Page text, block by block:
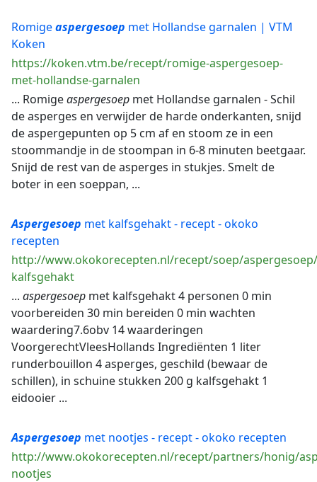
Romigeaspergesoep met Hollandse garnalen | VTM
Koken
https://koken.vtm.be/recept/romige-aspergesoep-
met-hollandse-garnalen
... Romigeaspergesoep met Hollandse garnalen - Schil
de asperges en verwijder de harde onderkanten, snijd
de aspergepunten op 5 cm af en stoom ze in een
stoommandje in de stoompan in 6-8 minuten beetgaar.
Snijd de rest van de asperges in stukjes. Smelt de
boter in een soeppan, ...
Aspergesoep met kalfsgehakt - recept - okoko
recepten
http://www.okokorecepten.nl/recept/soep/
kalfsgehakt
... aspergesoep met kalfsgehakt 4 personen 0 min
voorbereiden 30 min bereiden 0 min wachten
waardering7.6obv 14 waarderingen
VoorgerechtVleesHollands Ingrediënten 1 liter
runderbouillon 4 asperges, geschild (bewaar de
schillen), in schuine stukken 200 g kalfsgehakt 1
eidooier ...
Aspergesoep met nootjes - recept - okoko recepten
http://www.okokorecepten.nl/recept/partners/honig/
nootjes